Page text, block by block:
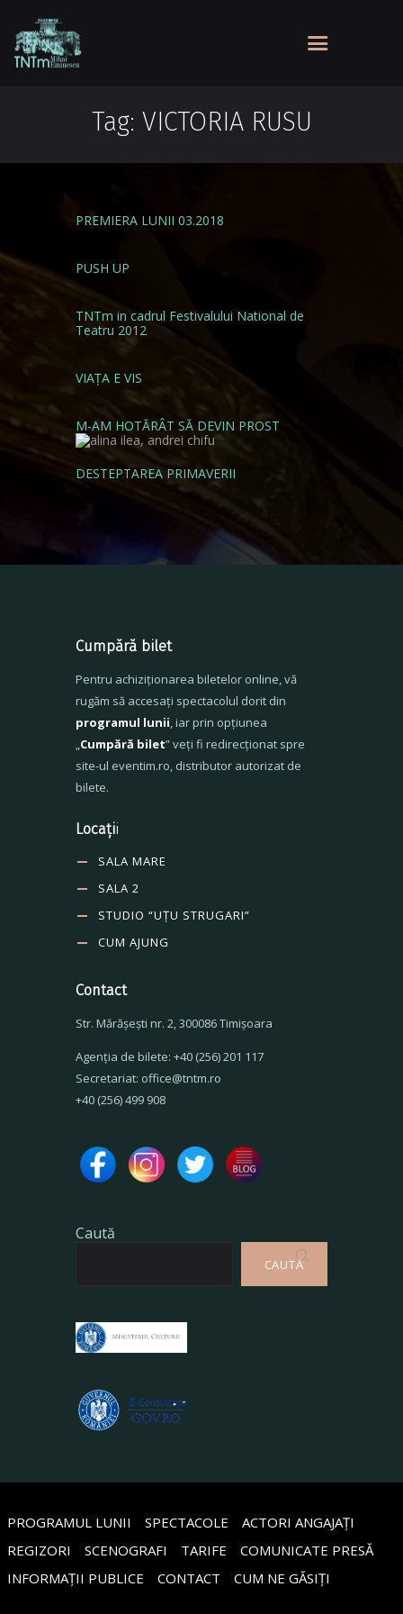
Tag: VICTORIA RUSU
PREMIERA LUNII 03.2018
PUSH UP
TNTm in cadrul Festivalului National de
Teatru 2012
VIAȚA E VIS
M-AM HOTĂRÂT SĂ DEVIN PROST
DESTEPTAREA PRIMAVERII
Cumpără bilet
Pentru achiziționarea biletelor online, vă
rugăm să accesați spectacolul dorit din
programul lunii, iar prin opțiunea
„Cumpără bilet” veți fi redirecționat spre
site-ul eventim.ro, distributor autorizat de
bilete.
Locații
SALA MARE
SALA 2
STUDIO “UȚU STRUGARI”
CUM AJUNG
Contact
Str. Mărăşeşti nr. 2, 300086 Timişoara
Agenţia de bilete: +40 (256) 201 117
Secretariat: office@tntm.ro
+40 (256) 499 908
Caută
CAUTĂ
PROGRAMUL LUNII SPECTACOLE
ACTORI ANGAJAȚI
REGIZORI
SCENOGRAFI TARIFE
COMUNICATE PRESĂ
INFORMAȚII PUBLICE
CONTACT CUM NE GĂSIȚI